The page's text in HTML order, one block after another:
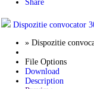
Share
Dispozitie convocator
» Dispozitie
File Options
Download
Description